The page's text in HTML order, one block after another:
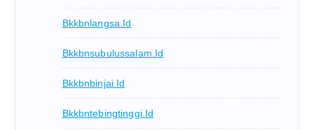
Bkkbnlangsa.id
Bkkbnsubulussalam.id
Bkkbnbinjai.id
Bkkbntebingtinggi.id